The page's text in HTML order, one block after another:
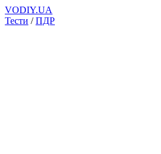
VODIY.UA
Тести / ПДР